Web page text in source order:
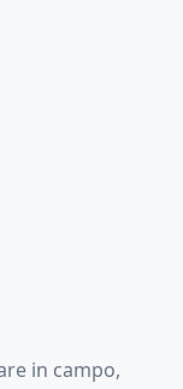
in campo,